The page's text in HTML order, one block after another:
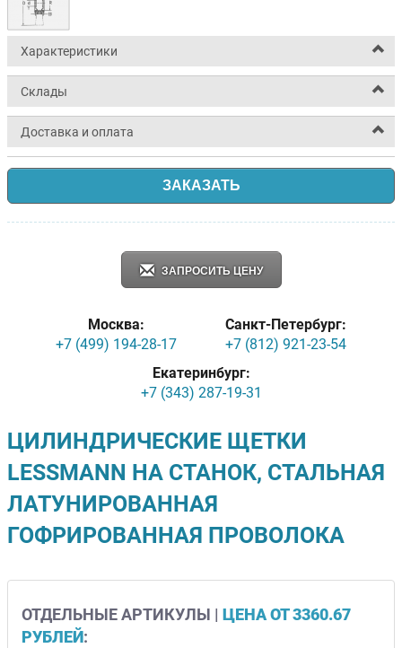
Характеристики
Склады
Доставка и оплата
ЗАКАЗАТЬ
ЗАПРОСИТЬ ЦЕНУ
Москва:
+7 (499) 194-28-17
Санкт-Петербург:
+7 (812) 921-23-54
Екатеринбург:
+7 (343) 287-19-31
ЦИЛИНДРИЧЕСКИЕ ЩЕТКИ
LESSMANN НА СТАНОК, СТАЛЬНАЯ
ЛАТУНИРОВАННАЯ
ГОФРИРОВАННАЯ ПРОВОЛОКА
ОТДЕЛЬНЫЕ АРТИКУЛЫ | ЦЕНА ОТ 3360.67
РУБЛЕЙ: